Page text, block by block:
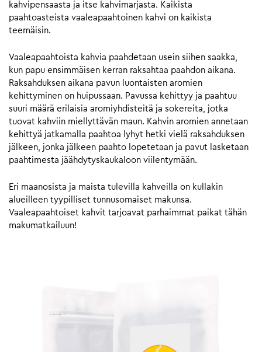
kahvipensaasta ja itse kahvimarjasta. Kaikista
paahtoasteista vaaleapaahtoinen kahvi on kaikista
teemäisin.
Vaaleapaahtoista kahvia paahdetaan usein siihen saakka,
kun papu ensimmäisen kerran raksahtaa paahdon aikana.
Raksahduksen aikana pavun luontaisten aromien
kehittyminen on huipussaan. Pavussa kehittyy ja paahtuu
suuri määrä erilaisia aromiyhdisteitä ja sokereita, jotka
tuovat kahviin miellyttävän maun. Kahvin aromien annetaan
kehittyä jatkamalla paahtoa lyhyt hetki vielä raksahduksen
jälkeen, jonka jälkeen paahto lopetetaan ja pavut lasketaan
paahtimesta jäähdytyskaukaloon viilentymään.
Eri maanosista ja maista tulevilla kahveilla on kullakin
alueilleen tyypilliset tunnusomaiset makunsa.
Vaaleapaahtoiset kahvit tarjoavat parhaimmat paikat tähän
makumatkailuun!